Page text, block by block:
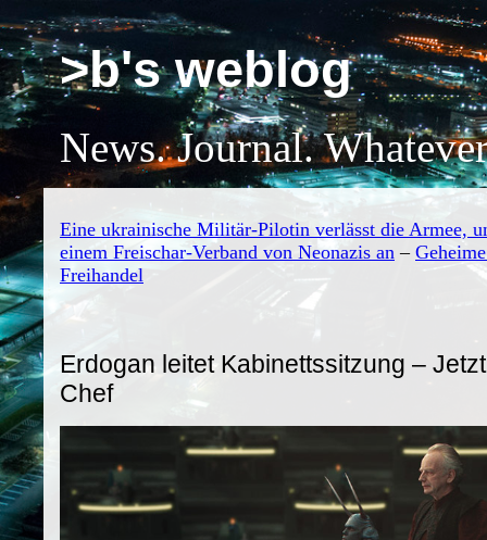
>b's weblog
News. Journal.
Eine ukrainische Militär-Pilotin verlässt die Armee,
einem Freischar-Verband von Neonazis an –
Freihandel
Erdogan leitet Kabinettssitzung –
Chef